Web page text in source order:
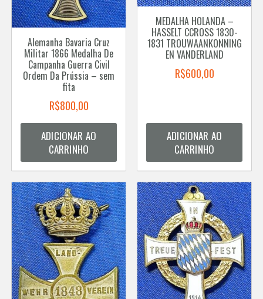
Alemanha Bavaria Cruz
Militar 1866 Medalha De
Campanha Guerra Civil
Ordem Da Prússia – sem
fita
R$800,00
ADICIONAR AO
CARRINHO
MEDALHA HOLANDA –
HASSELT CCROSS 1830-
1831 TROUWAANKONNING
EN VANDERLAND
R$600,00
ADICIONAR AO
CARRINHO